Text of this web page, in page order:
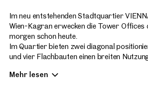
Im neu entstehenden Stadtquartier
Wien-Kagran erwecken die Tower Offices
morgen schon heute.
Im Quartier bieten zwei diagonal
und vier Flachbauten einen breiten
Serviced Apartments, sowie einer großen
Mehr lesen
Ich